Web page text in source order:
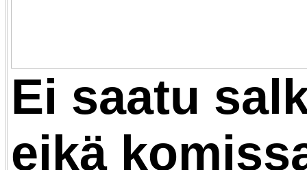
Ei saatu
eikä